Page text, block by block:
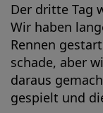
Der dritte Tag
Wir haben
Rennen
schade, aber
daraus
gespielt und